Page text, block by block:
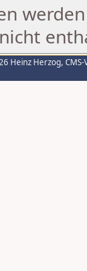
Heinz Herzog,